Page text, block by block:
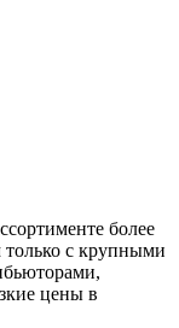
более
с крупными
цены в